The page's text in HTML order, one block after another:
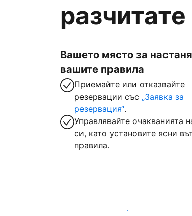
Вашето място за
вашите правила
Приемайте или отказвайте
резервации със „Заявка за
резервация“.
Управлявайте очакванията
си, като установите ясни
правила.
Посрещайте гости с нас днес